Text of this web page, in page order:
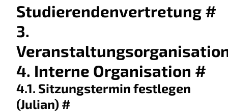
Studierendenvertretung #
3.
4. Interne Organisation #
4.1. Sitzungstermin festlegen
(Julian) #